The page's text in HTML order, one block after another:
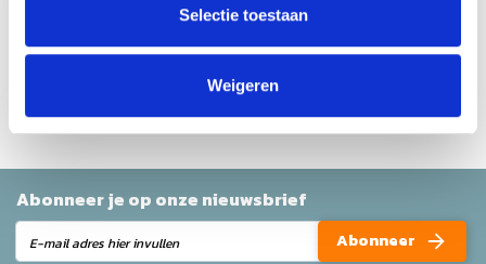
Selectie toestaan
Weigeren
Geen reviews gevonden
Abonneer je op onze nieuwsbrief
Abonneer